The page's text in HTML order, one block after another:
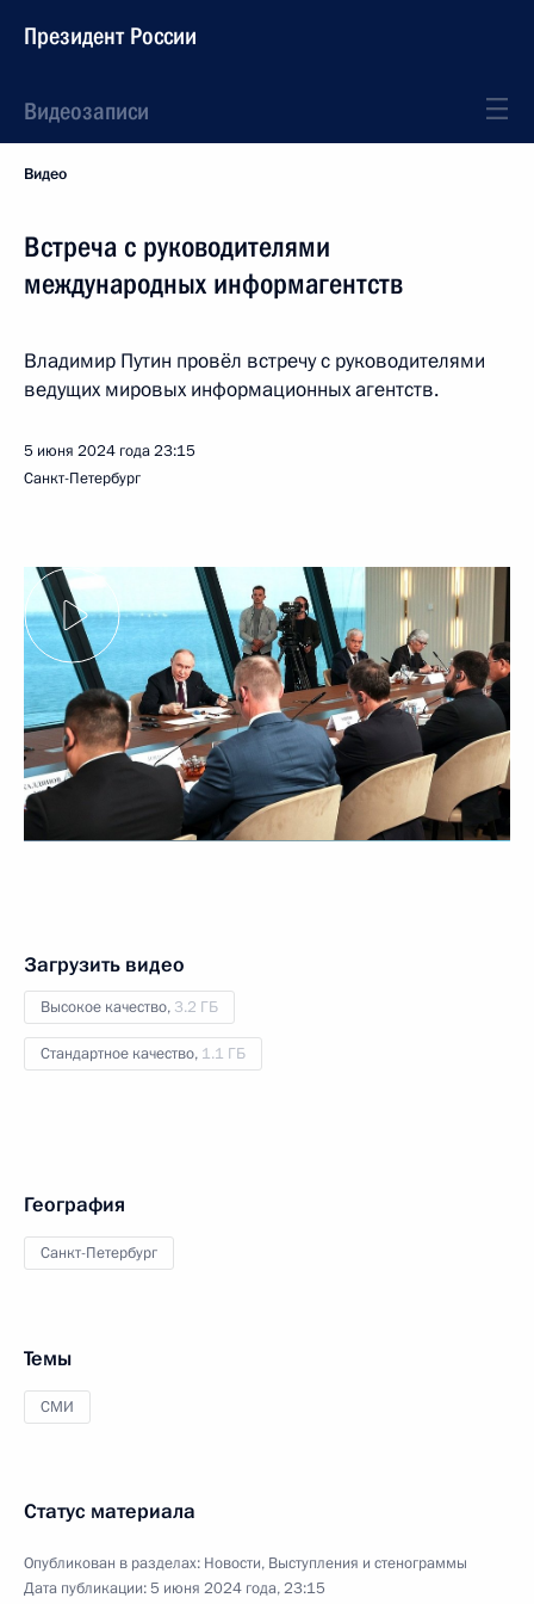
Президент России
Видеозаписи
Видео
Встреча с руководителями
международных информагентств
Владимир Путин провёл встречу с руководителями
ведущих мировых информационных агентств.
5 июня 2024 года23:15
Санкт-Петербург
Загрузить видео
Высокое качество, 3.2 ГБ
Стандартное качество, 1.1 ГБ
География
Санкт-Петербург
Темы
СМИ
Статус материала
Опубликован в разделах: Новости, Выступления и стенограммы
Дата публикации:5 июня 2024 года, 23:15